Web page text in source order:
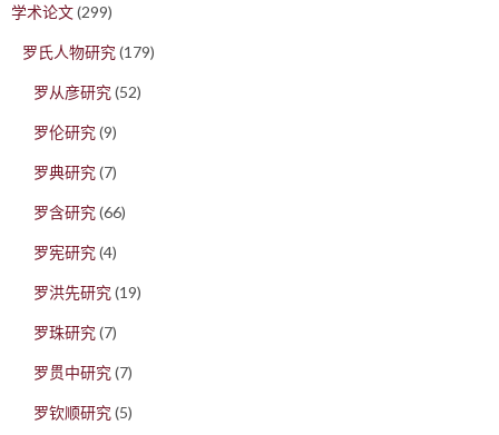
学术论文(299)
罗氏人物研究(179)
罗从彦研究(52)
罗伦研究(9)
罗典研究(7)
罗含研究(66)
罗宪研究(4)
罗洪先研究(19)
罗珠研究(7)
罗贯中研究(7)
罗钦顺研究(5)